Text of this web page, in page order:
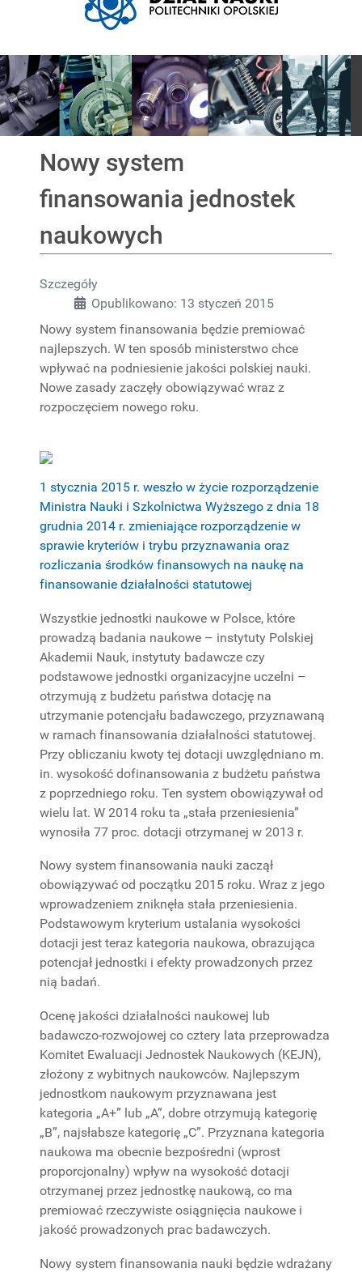
Pokaz slajdów
PROJEKTY
Nowy system
finansowania jednostek
naukowych
Szczegóły
Opublikowano: 13 styczeń 2015
Nowy system finansowania będzie premiować
najlepszych. W ten sposób ministerstwo chce
wpływać na podniesienie jakości polskiej nauki.
Nowe zasady zaczęły obowiązywać wraz z
rozpoczęciem nowego roku.
1 stycznia 2015 r. weszło w życie rozporządzenie
Ministra Nauki i Szkolnictwa Wyższego z dnia 18
grudnia 2014 r. zmieniające rozporządzenie w
sprawie kryteriów i trybu przyznawania oraz
rozliczania środków finansowych na naukę na
finansowanie działalności statutowej
Wszystkie jednostki naukowe w Polsce, które
prowadzą badania naukowe – instytuty Polskiej
Akademii Nauk, instytuty badawcze czy
podstawowe jednostki organizacyjne uczelni –
otrzymują z budżetu państwa dotację na
utrzymanie potencjału badawczego, przyznawaną
w ramach finansowania działalności statutowej.
Przy obliczaniu kwoty tej dotacji uwzględniano m.
in. wysokość dofinansowania z budżetu państwa
z poprzedniego roku. Ten system obowiązywał od
wielu lat. W 2014 roku ta „stała przeniesienia”
wynosiła 77 proc. dotacji otrzymanej w 2013 r.
Nowy system finansowania nauki zaczął
obowiązywać od początku 2015 roku. Wraz z jego
wprowadzeniem zniknęła stała przeniesienia.
Podstawowym kryterium ustalania wysokości
dotacji jest teraz kategoria naukowa, obrazująca
potencjał jednostki i efekty prowadzonych przez
nią badań.
Ocenę jakości działalności naukowej lub
badawczo-rozwojowej co cztery lata przeprowadza
Komitet Ewaluacji Jednostek Naukowych (KEJN),
złożony z wybitnych naukowców. Najlepszym
jednostkom naukowym przyznawana jest
kategoria „A+” lub „A”, dobre otrzymują kategorię
„B”, najsłabsze kategorię „C”. Przyznana kategoria
naukowa ma obecnie bezpośredni (wprost
proporcjonalny) wpływ na wysokość dotacji
otrzymanej przez jednostkę naukową, co ma
premiować rzeczywiste osiągnięcia naukowe i
jakość prowadzonych prac badawczych.
Nowy system finansowania nauki będzie wdrażany